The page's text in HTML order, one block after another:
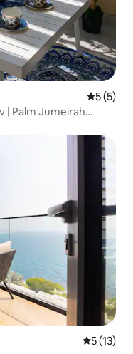
5 av 5 i
5 (5)
| Palm Jumeirah
5 av 5 i
5 (13)